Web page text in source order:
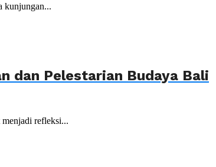
kunjungan...
dan Pelestarian Budaya Bali
menjadi refleksi...